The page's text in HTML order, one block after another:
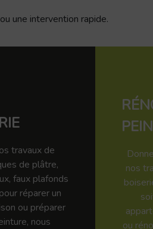
une intervention rapide.
travaux de
de plâtre,
faux plafonds
réparer un
ou préparer
nous
nos
ou